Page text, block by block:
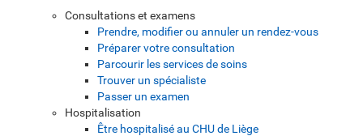
Consultations et examens
Prendre, modifier ou annuler un rendez-vous
Préparer votre consultation
Parcourir les services de soins
Trouver un spécialiste
Passer un examen
Hospitalisation
Être hospitalisé au CHU de Liège